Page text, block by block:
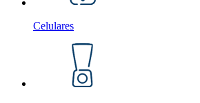
Celulares